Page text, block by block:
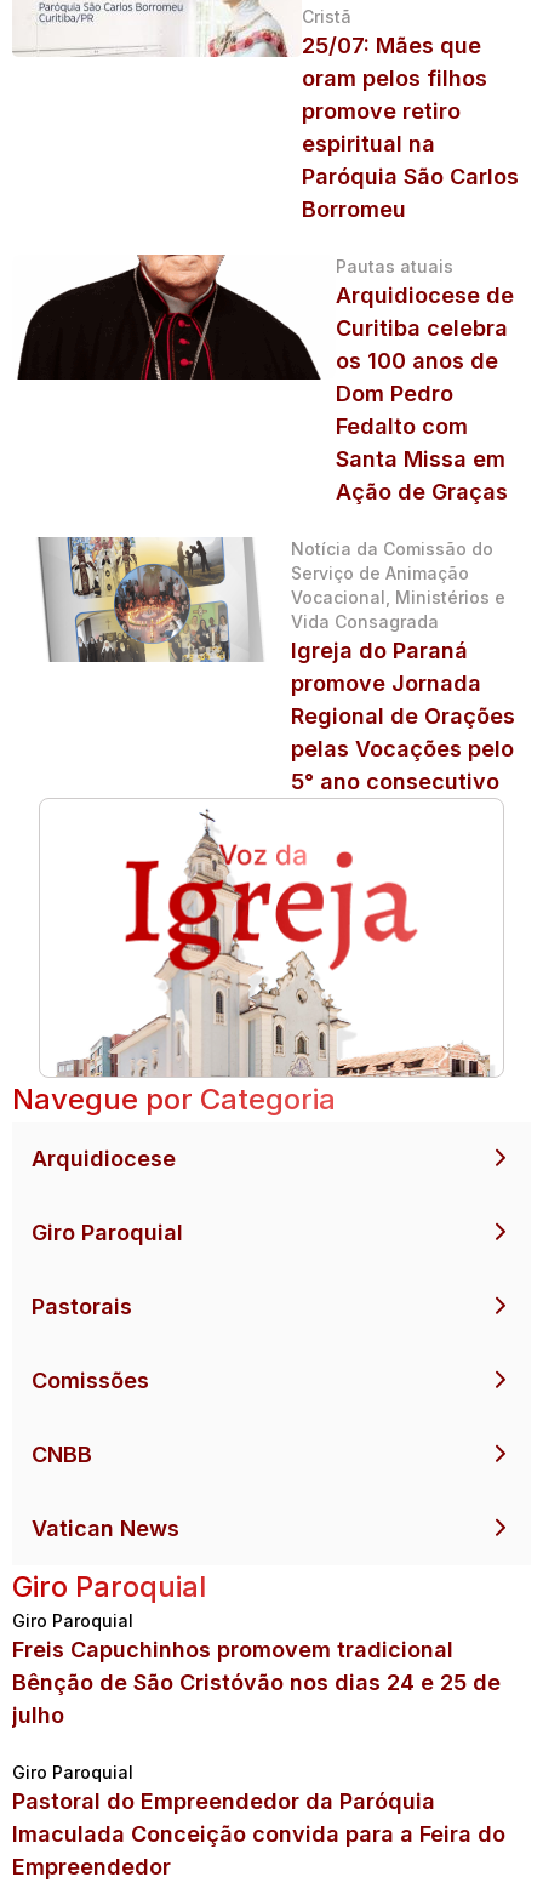
Cristã
25/07: Mães que
oram pelos filhos
promove retiro
espiritual na
Paróquia São Carlos
Borromeu
Pautas atuais
Arquidiocese de
Curitiba celebra
os 100 anos de
Dom Pedro
Fedalto com
Santa Missa em
Ação de Graças
Notícia da Comissão do
Serviço de Animação
Vocacional, Ministérios e
Vida Consagrada
Igreja do Paraná
promove Jornada
Regional de Orações
pelas Vocações pelo
5° ano consecutivo
Navegue por Categoria
Arquidiocese
Giro Paroquial
Pastorais
Comissões
CNBB
Vatican News
Giro Paroquial
Giro Paroquial
Freis Capuchinhos promovem tradicional
Bênção de São Cristóvão nos dias 24 e 25 de
julho
Giro Paroquial
Pastoral do Empreendedor da Paróquia
Imaculada Conceição convida para a Feira do
Empreendedor